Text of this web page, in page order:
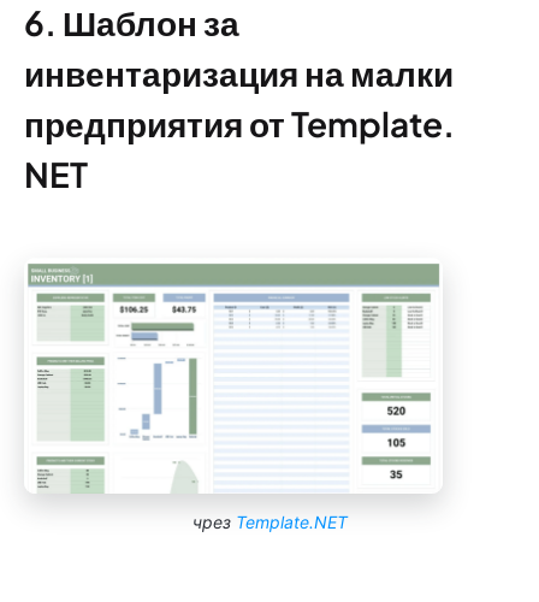
6. Шаблон за
инвентаризация на малки
предприятия от Template.
NET
чрез Template.NET